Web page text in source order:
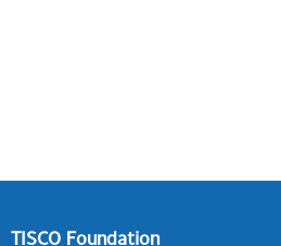
TISCO Foundation